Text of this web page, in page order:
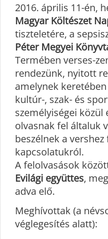
2016. április 11-én,
Magyar Költészet
tiszteletére, a
Péter Megyei
Termében verses-
rendezünk, nyitott
amelynek
kultúr-, szak- és
személyiségei
olvasnak fel általuk
beszélnek a vershez
kapcsolatukról.
A felolvasások
Evilági együttes,
adva elő.
Meghívottak (a
véglegesítés alatt):